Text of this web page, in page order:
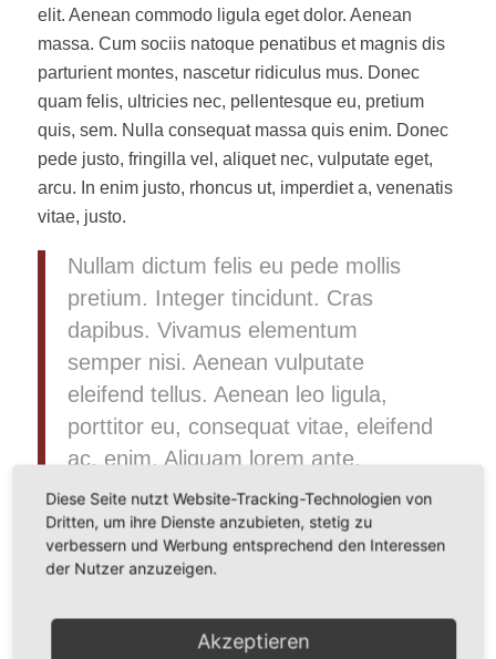
elit. Aenean commodo ligula eget dolor. Aenean
massa. Cum sociis natoque penatibus et magnis dis
parturient montes, nascetur ridiculus mus. Donec
quam felis, ultricies nec, pellentesque eu, pretium
quis, sem. Nulla consequat massa quis enim. Donec
pede justo, fringilla vel, aliquet nec, vulputate eget,
arcu. In enim justo, rhoncus ut, imperdiet a, venenatis
vitae, justo.
Nullam dictum felis eu pede mollis
pretium. Integer tincidunt. Cras
dapibus. Vivamus elementum
semper nisi. Aenean vulputate
eleifend tellus. Aenean leo ligula,
porttitor eu, consequat vitae, eleifend
ac, enim. Aliquam lorem ante,
dapibus in, viverra quis, feugiat a,
tellus.
Weiterlesen
Diese Seite nutzt Website-Tracking-Technologien von
Dritten, um ihre Dienste anzubieten, stetig zu
verbessern und Werbung entsprechend den Interessen
der Nutzer anzuzeigen.
Akzeptieren